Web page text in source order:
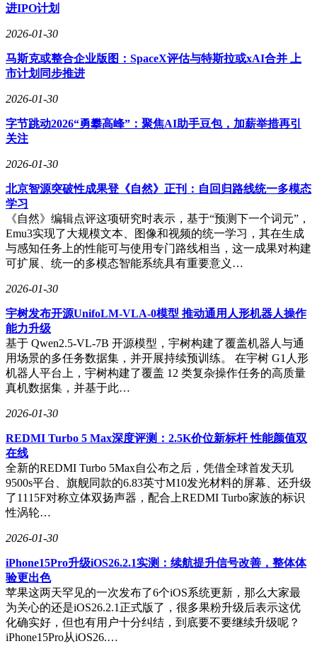
进IPO计划
2026-01-30
马斯克或整合企业版图：SpaceX评估与特斯拉或xAI合并 上
市计划同步推进
2026-01-30
字节跳动2026“勇攀高峰”：聚焦AI助手豆包，加薪举措再引
关注
2026-01-30
北京智源突破性成果登《自然》正刊：自回归路线统一多模态
学习
《自然》编辑点评这项研究时表示，基于“预测下一个词元”，
Emu3实现了大规模文本、图像和视频的统一学习，其在生成
与感知任务上的性能可与使用专门路线相当，这一成果对构建
可扩展、统一的多模态智能系统具有重要意义…
2026-01-30
宇树发布开源UnifoLM-VLA-0模型 推动通用人形机器人操作
能力升级
基于 Qwen2.5-VL-7B 开源模型，宇树构建了覆盖机器人与通
用场景的多任务数据集，并开展持续预训练。 在宇树 G1人形
机器人平台上，宇树构建了覆盖 12 类复杂操作任务的高质量
真机数据集，并基于此…
2026-01-30
REDMI Turbo 5 Max深度评测：2.5K价位新标杆 性能颜值双
在线
全新的REDMI Turbo 5Max自公布之后，凭借全球首发天玑
9500s平台、旗舰同款的6.83英寸M10发光材料的屏幕、还升级
了1115F对称立体双扬声器，配合上REDMI Turbo家族的标识
性涡轮…
2026-01-30
iPhone15Pro升级iOS26.2.1实测：续航提升信号改善，整体体
验更出色
苹果这两天罕见的一次发布了6个iOS系统更新，那么大家最
为关心的还是iOS26.2.1正式版了，很多果粉升级后表示这优
化确实好，但也有用户十分纠结，到底要不要继续升级呢？
iPhone15Pro从iOS26.…